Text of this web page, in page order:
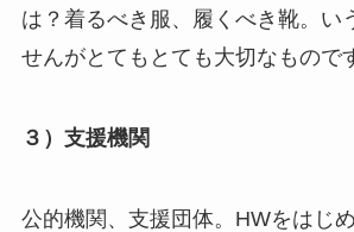
は？着るべき服、履くべき靴。い
せんがとてもとても大切なもので
３）支援機関
公的機関、支援団体。HWをはじ